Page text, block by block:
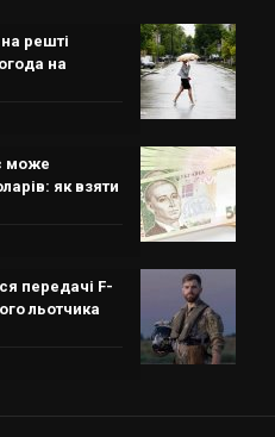
решті
на
може
як взяти
передачі F-
льотчика